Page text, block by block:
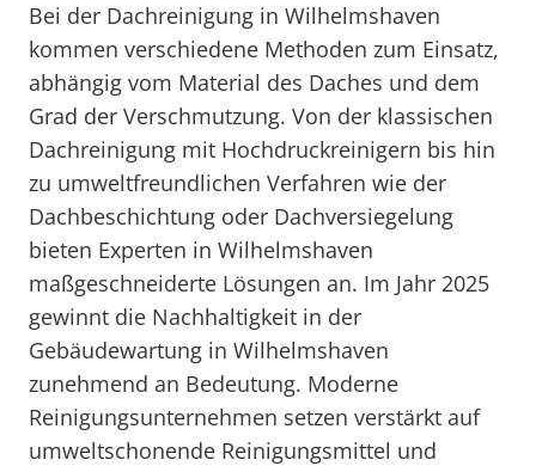
Bei der Dachreinigung in Wilhelmshaven
kommen verschiedene Methoden zum Einsatz,
abhängig vom Material des Daches und dem
Grad der Verschmutzung. Von der klassischen
Dachreinigung mit Hochdruckreinigern bis hin
zu umweltfreundlichen Verfahren wie der
Dachbeschichtung oder Dachversiegelung
bieten Experten in Wilhelmshaven
maßgeschneiderte Lösungen an. Im Jahr 2025
gewinnt die Nachhaltigkeit in der
Gebäudewartung in Wilhelmshaven
zunehmend an Bedeutung. Moderne
Reinigungsunternehmen setzen verstärkt auf
umweltschonende Reinigungsmittel und